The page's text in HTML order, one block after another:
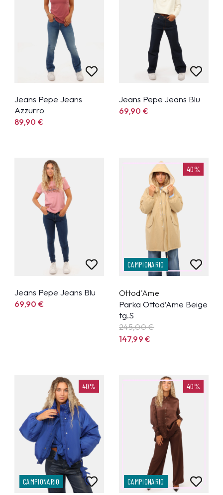
Jeans Pepe Jeans
Azzurro
89,90€
Jeans Pepe Jeans Blu
69,90€
Jeans Pepe Jeans Blu
69,90€
40%
CAMPIONARIO
Ottod'Ame
Parka Ottod’Ame Beige
tg.S
245,00 €
147,99€
40%
CAMPIONARIO
40%
CAMPIONARIO